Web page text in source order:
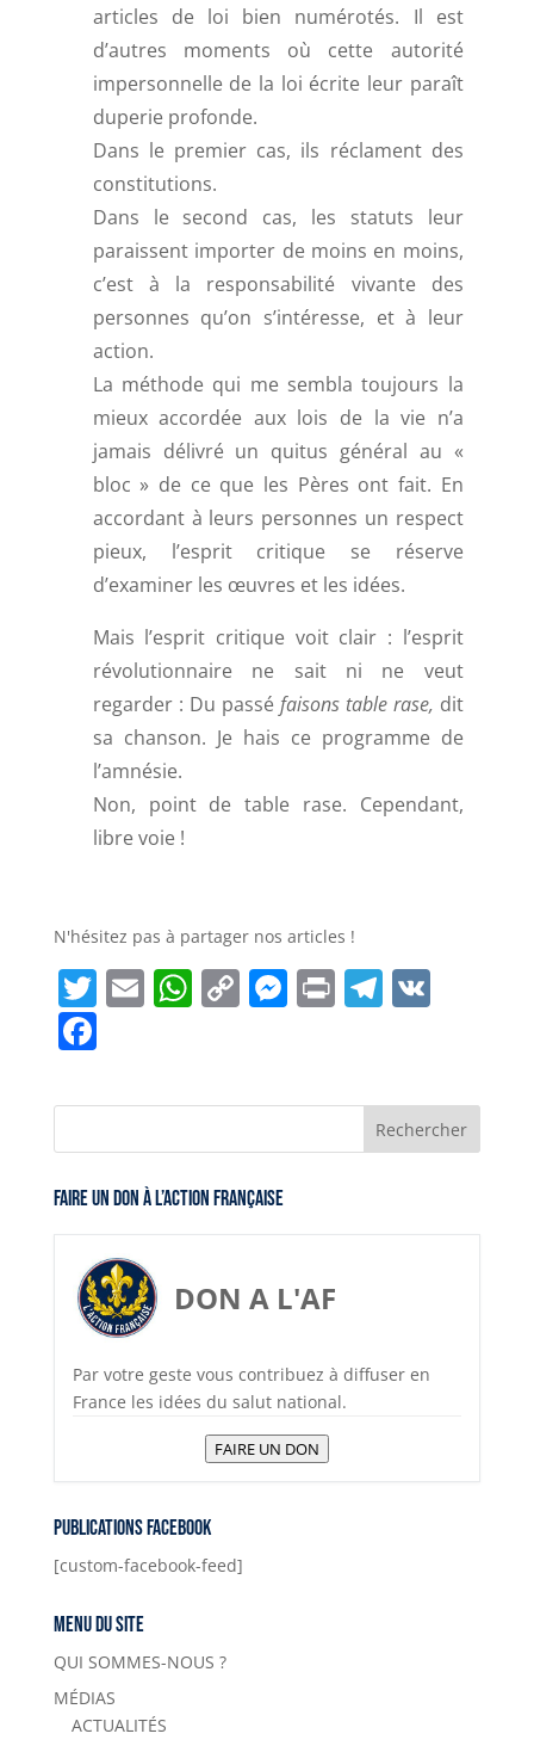
articles de loi bien numérotés. Il est
d’autres moments où cette autorité
impersonnelle de la loi écrite leur paraît
duperie profonde.
Dans le premier cas, ils réclament des
constitutions.
Dans le second cas, les statuts leur
paraissent importer de moins en moins,
c’est à la responsabilité vivante des
personnes qu’on s’intéresse, et à leur
action.
La méthode qui me sembla toujours la
mieux accordée aux lois de la vie n’a
jamais délivré un quitus général au «
bloc » de ce que les Pères ont fait. En
accordant à leurs personnes un respect
pieux, l’esprit critique se réserve
d’examiner les œuvres et les idées.
Mais l’esprit critique voit clair : l’esprit
révolutionnaire ne sait ni ne veut
regarder : Du passé faisons table rase, dit
sa chanson. Je hais ce programme de
l’amnésie.
Non, point de table rase. Cependant,
libre voie !
N'hésitez pas à partager nos articles !
T
w
itt
er
E
l
W
s
A
p
p
C
y
Li
n
k
M
e
n
PrT
gr
a
V
F
c
e
b
o
o
k
Faire un don à l’Action Française
DON A L'AF
Par votre geste vous contribuez à diffuser en
France les idées du salut national.
FAIRE UN DON
Publications Facebook
[custom-facebook-feed]
Menu du site
QUI SOMMES-NOUS ?
MÉDIAS
ACTUALITÉS